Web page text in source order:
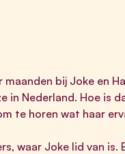
bij Joke en
in Nederland. Hoe is
te horen wat haar
waar Joke lid van